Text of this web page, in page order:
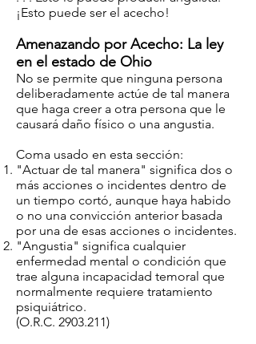
¡Esto puede ser el acecho!
Amenazando por Acecho: La ley
en el estado de Ohio
No se permite que ninguna persona
deliberadamente actúe de tal manera
que haga creer a otra persona que le
causará daño físico o una angustia.
Coma usado en esta sección:
"Actuar de tal manera" significa dos o
más acciones o incidentes dentro de
un tiempo cortó, aunque haya habido
o no una convicción anterior basada
por una de esas acciones o incidentes.
"Angustia" significa cualquier
enfermedad mental o condición que
trae alguna incapacidad temoral que
normalmente requiere tratamiento
psiquiátrico.
(O.R.C. 2903.211)